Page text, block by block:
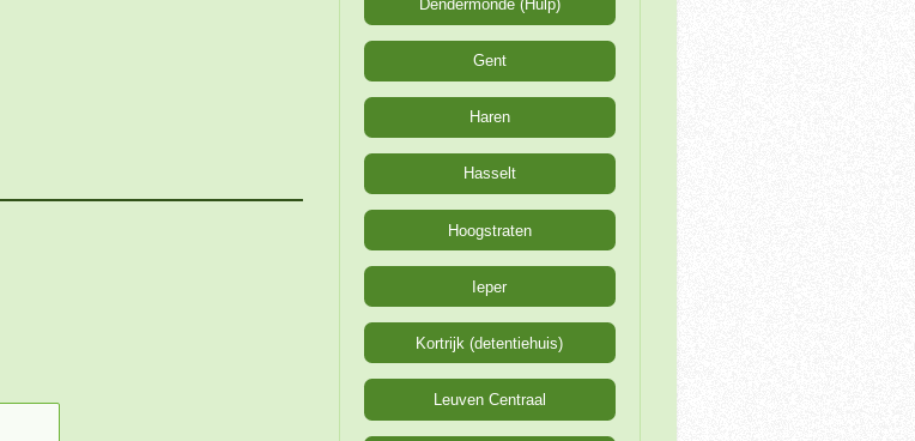
Dendermonde (Hulp)
Gent
Haren
Hasselt
Hoogstraten
Ieper
Kortrijk (detentiehuis)
Leuven Centraal